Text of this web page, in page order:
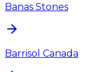
Banas Stones
Barrisol Canada